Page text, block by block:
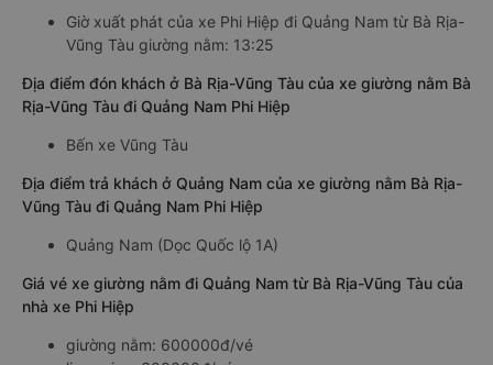
Giờ xuất phát của xe Phi Hiệp đi Quảng Nam từ Bà Rịa-
Vũng Tàu giường nằm: 13:25
Địa điểm đón khách ở Bà Rịa-Vũng Tàu của xe giường nằm Bà
Rịa-Vũng Tàu đi Quảng Nam Phi Hiệp
Bến xe Vũng Tàu
Địa điểm trả khách ở Quảng Nam của xe giường nằm Bà Rịa-
Vũng Tàu đi Quảng Nam Phi Hiệp
Quảng Nam (Dọc Quốc lộ 1A)
Giá vé xe giường nằm đi Quảng Nam từ Bà Rịa-Vũng Tàu của
nhà xe Phi Hiệp
giường nằm: 600000đ/vé